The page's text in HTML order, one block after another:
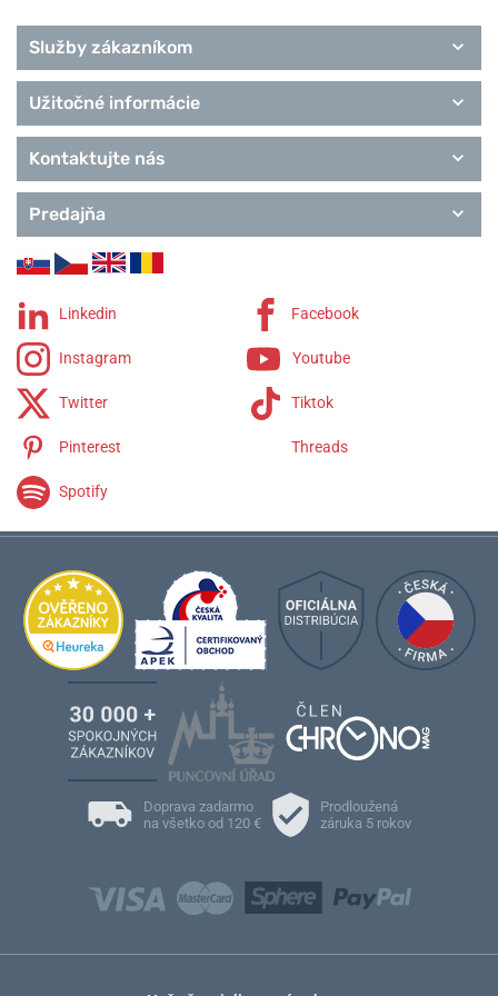
Služby zákazníkom
Užitočné informácie
Kontaktujte nás
Predajňa
Linkedin Facebook
Instagram Youtube
Twitter Tiktok
Pinterest Threads
Spotify
Doprava zadarmo
na všetko od 120 €
Prodloužená
záruka 5 rokov